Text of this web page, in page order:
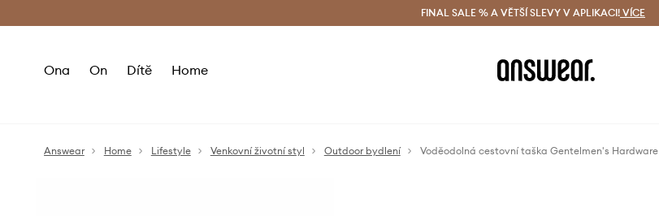
Doručení a vrácení zdarma (od 1800 Kč) Doručení i do 24 h
FINAL SALE % A VĚTŠÍ SLEVY V APLIKACI! VÍCE
Ona On Dítě Home
Answear Home Lifestyle Venkovní životní styl Outdoor bydlení Voděodolná cestovní taška Gentelmen's Hardware